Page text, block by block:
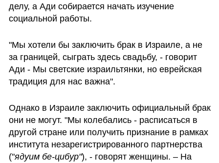
делу, а Ади собирается начать изучение
социальной работы.
"Мы хотели бы заключить брак в Израиле, а не
за границей, сыграть здесь свадьбу, - говорит
Ади - Мы светские израильтянки, но еврейская
традиция для нас важна".
Однако в Израиле заключить официальный брак
они не могут. "Мы колебались - расписаться в
другой стране или получить признание в рамках
института незарегистрированного партнерства
("ядуим бе-цибур"), - говорят женщины. – На